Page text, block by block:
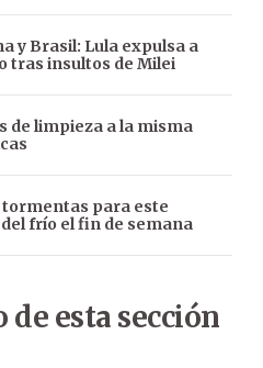
y Brasil: Lula expulsa a
tras insultos de Milei
de limpieza a la misma
para este
frío el fin de semana
esta sección